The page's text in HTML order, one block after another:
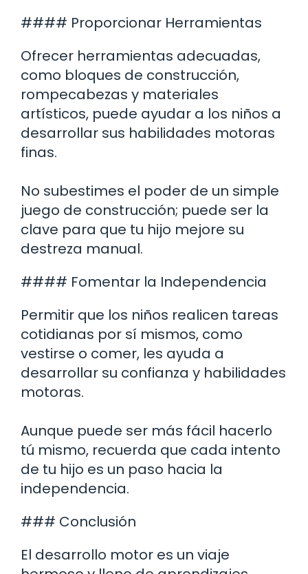
#### Proporcionar Herramientas
Ofrecer herramientas adecuadas,
como bloques de construcción,
rompecabezas y materiales
artísticos, puede ayudar a los niños a
desarrollar sus habilidades motoras
finas.
No subestimes el poder de un simple
juego de construcción; puede ser la
clave para que tu hijo mejore su
destreza manual.
#### Fomentar la Independencia
Permitir que los niños realicen tareas
cotidianas por sí mismos, como
vestirse o comer, les ayuda a
desarrollar su confianza y habilidades
motoras.
Aunque puede ser más fácil hacerlo
tú mismo, recuerda que cada intento
de tu hijo es un paso hacia la
independencia.
### Conclusión
El desarrollo motor es un viaje